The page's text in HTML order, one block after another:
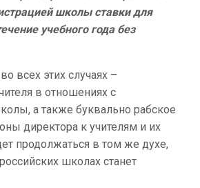
школы ставки для
учебного года без
всех этих случаях –
в отношениях с
а также буквально рабское
директора к учителям и их
продолжаться в том же духе,
школах станет